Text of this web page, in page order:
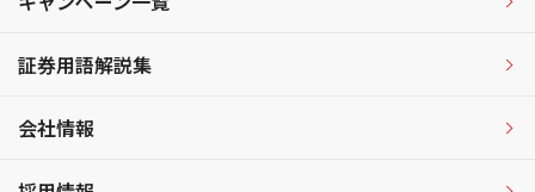
証券用語解説集
会社情報